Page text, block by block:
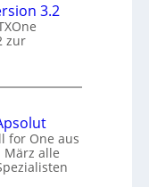
3.2
zur
for One aus
alle